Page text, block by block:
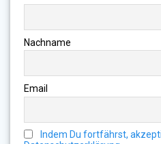
Nachname
Email
Indem Du fortfährst,